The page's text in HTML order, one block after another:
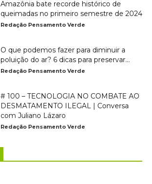
Amazônia bate recorde histórico de
queimadas no primeiro semestre de 2024
Redação Pensamento Verde
O que podemos fazer para diminuir a
poluição do ar? 6 dicas para preservar...
Redação Pensamento Verde
# 100 – TECNOLOGIA NO COMBATE AO
DESMATAMENTO ILEGAL | Conversa
com Juliano Lázaro
Redação Pensamento Verde